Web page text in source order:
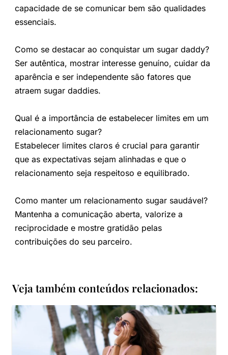
capacidade de se comunicar bem são qualidades
essenciais.
Como se destacar ao conquistar um sugar daddy?
Ser autêntica, mostrar interesse genuíno, cuidar da
aparência e ser independente são fatores que
atraem sugar daddies.
Qual é a importância de estabelecer limites em um
relacionamento sugar?
Estabelecer limites claros é crucial para garantir
que as expectativas sejam alinhadas e que o
relacionamento seja respeitoso e equilibrado.
Como manter um relacionamento sugar saudável?
Mantenha a comunicação aberta, valorize a
reciprocidade e mostre gratidão pelas
contribuições do seu parceiro.
Veja também conteúdos relacionados: